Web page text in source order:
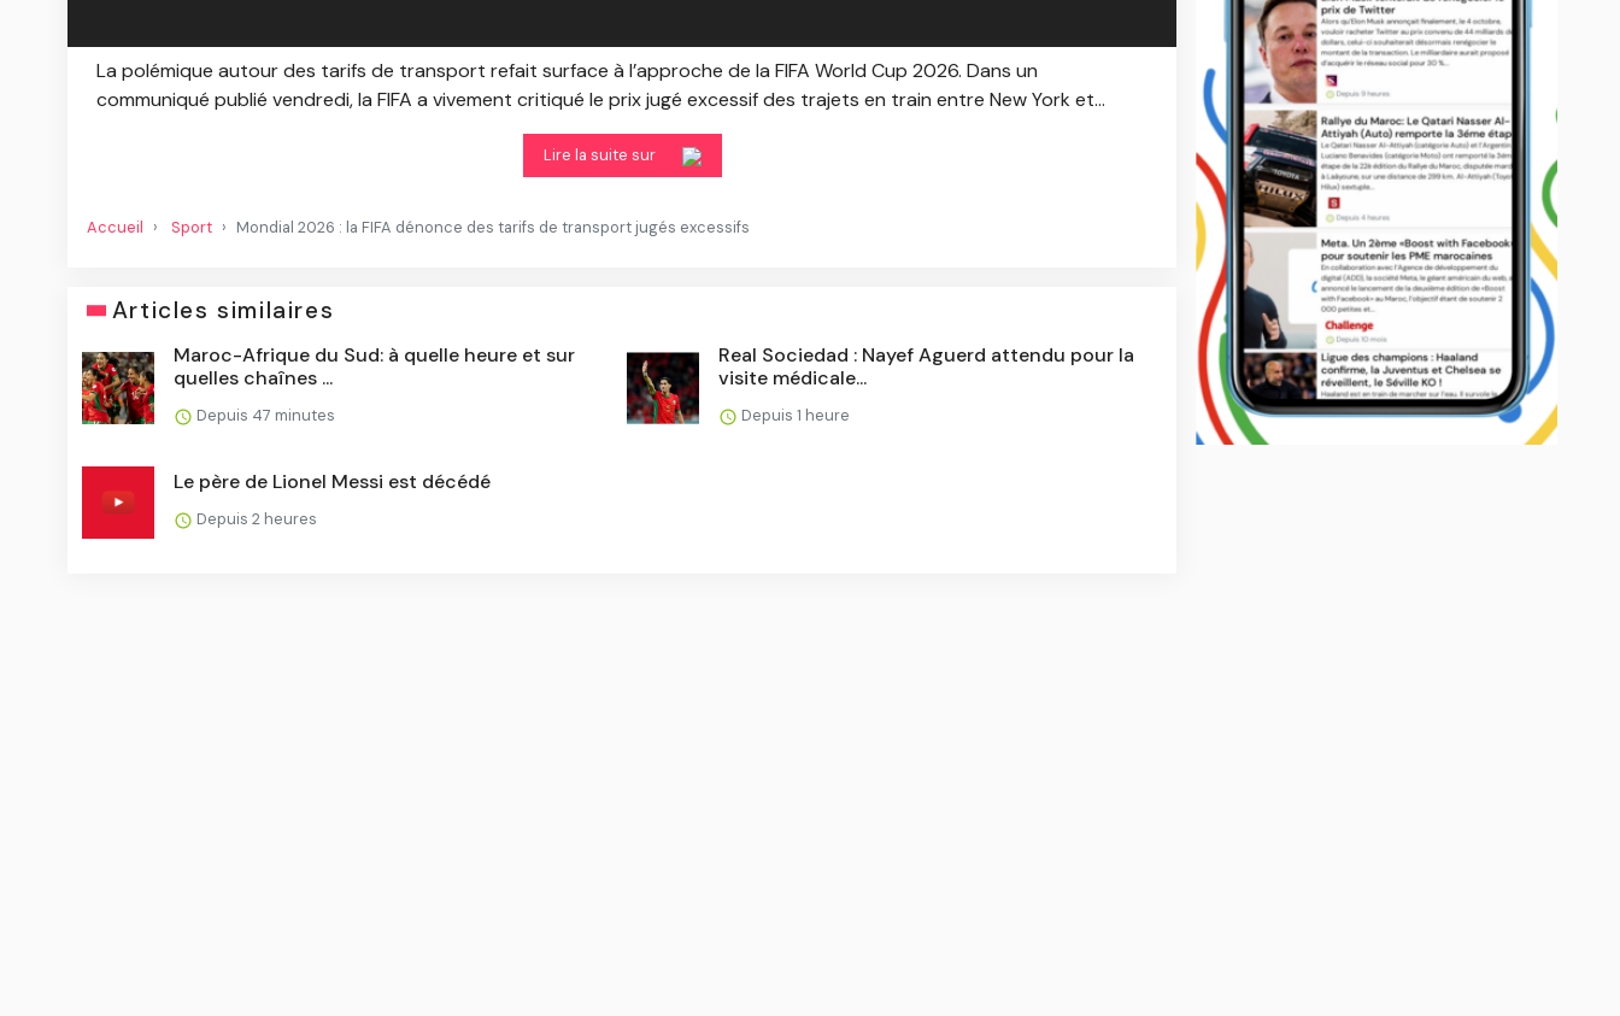
La polémique autour des tarifs de transport refait surface à l’approche de la FIFA World Cup 2026. Dans un
communiqué publié vendredi, la FIFA a vivement critiqué le prix jugé excessif des trajets en train entre New York et...
Lire la suite sur
Accueil Sport Mondial 2026 : la FIFA dénonce des tarifs de transport jugés excessifs
Articles similaires
Maroc-Afrique du Sud: à quelle heure et sur
quelles chaînes ...
Depuis 47 minutes
Real Sociedad : Nayef Aguerd attendu pour la
visite médicale...
Depuis 1 heure
Le père de Lionel Messi est décédé
Depuis 2 heures